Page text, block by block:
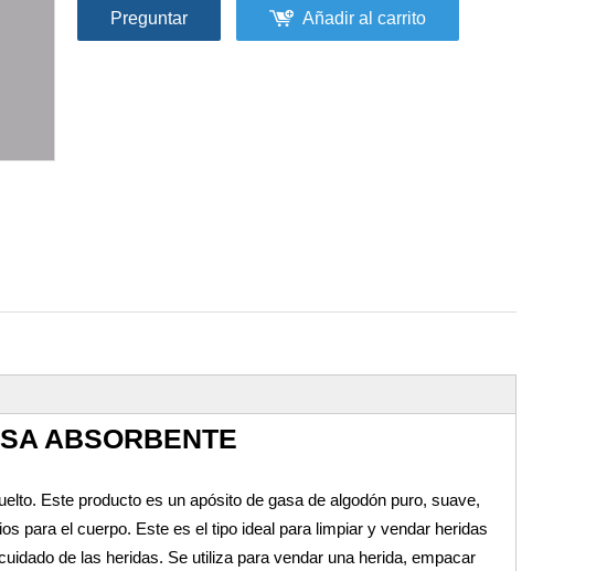
Preguntar Añadir al carrito
ABSORBENTE
Este producto es un apósito de gasa de algodón puro, suave,
para el cuerpo. Este es el tipo ideal para limpiar y vendar heridas
de las heridas. Se utiliza para vendar una herida, empacar